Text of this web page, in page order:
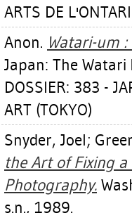
ARTS DE
Anon. Watari-um
Japan: The
DOSSIER: 383 -
ART (TOKYO)
Snyder, Joel;
the Art of Fixing
Photography.
s.n., 1989.